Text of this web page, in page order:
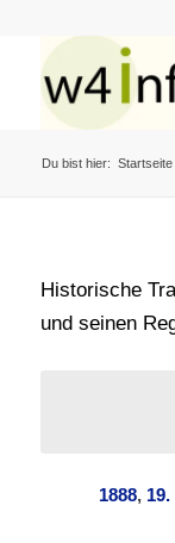
Du bist hier: Startseite
Historische
und seinen
1888, 19.